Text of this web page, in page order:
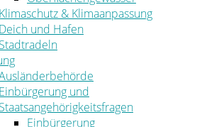
Klimaschutz & Klimaanpassung
Deich und Hafen
Stadtradeln
Einbürgerung und
Staatsangehörigkeitsfragen
Einbürgerung